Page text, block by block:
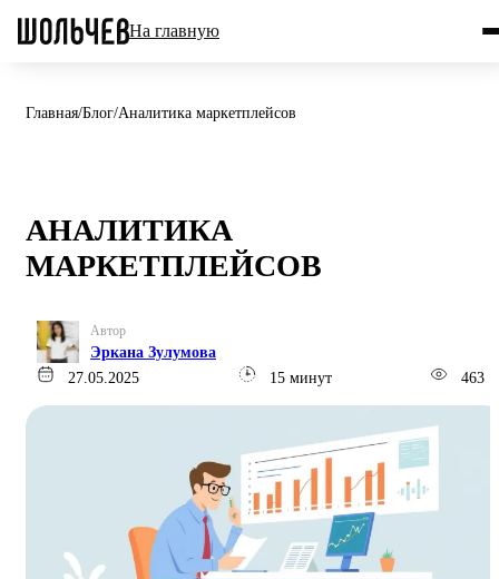
На главную
Главная/Блог/Аналитика маркетплейсов
АНАЛИТИКА
МАРКЕТПЛЕЙСОВ
Автор
Эркана Зулумова
27.05.2025
15 минут 463